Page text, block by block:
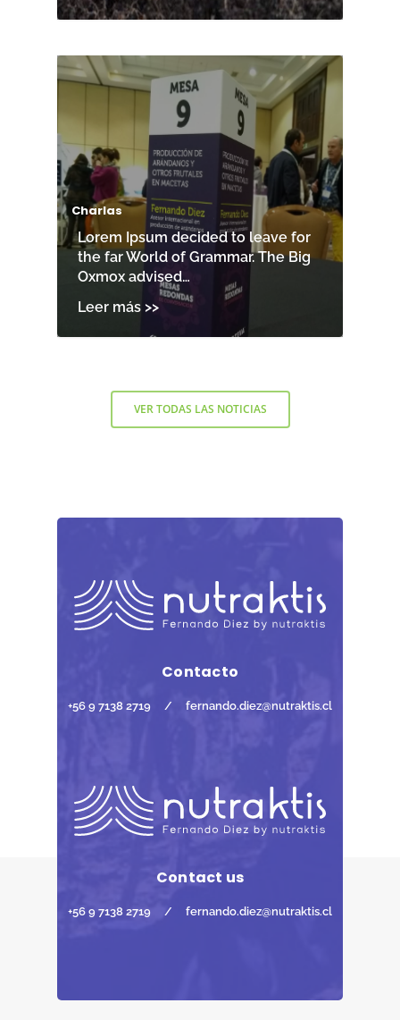
Charlas
Lorem Ipsum decided to leave for
the far World of Grammar. The Big
Oxmox advised…
VER TODAS LAS NOTICIAS
Contacto
+56 9 7138 2719 / fernando.diez@nutraktis.cl
Contact us
+56 9 7138 2719 / fernando.diez@nutraktis.cl